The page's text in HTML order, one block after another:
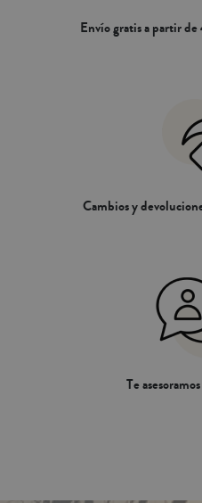
Envío gratis a partir
Cambios y
Te